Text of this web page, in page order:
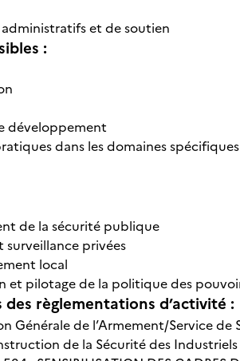
et de soutien
:
développement
dans les domaines
de la sécurité publique
surveillance privées
local
et pilotage de la politique des
règlementations d’activité :
Générale de l’Armement/Service de
de la Sécurité des Industriels